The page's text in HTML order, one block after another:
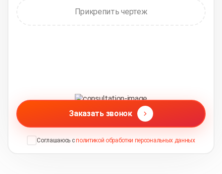
Прикрепить чертеж
Заказать звонок
Соглашаюсь с политикой обработки персональных данных